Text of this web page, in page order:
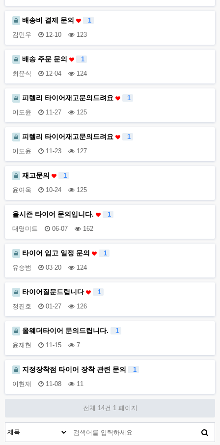
배송비 결제 문의
1
김민우
12-10 123
배송 주문 문의
1
최윤식
12-04 124
피렐리 타이어재고문의드려요
1
이도윤
11-27 125
피렐리 타이어재고문의드려요
1
이도윤
11-23 127
재고문의
1
윤여욱
10-24 125
올시즌 타이어 문의입니다.
1
대명미트
06-07 162
타이어 입고 일정 문의
1
유승범
03-20 124
타이어질문드립니다
1
정진호
01-27 126
올웨더타이어 문의드립니다.
1
윤재현
11-15 7
지정장착점 타이어 장착 관련 문의
1
이현재
11-08 11
전체 14건 1 페이지